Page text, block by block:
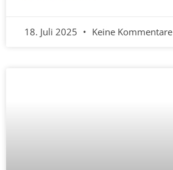
18. Juli 2025 Keine Kommentare